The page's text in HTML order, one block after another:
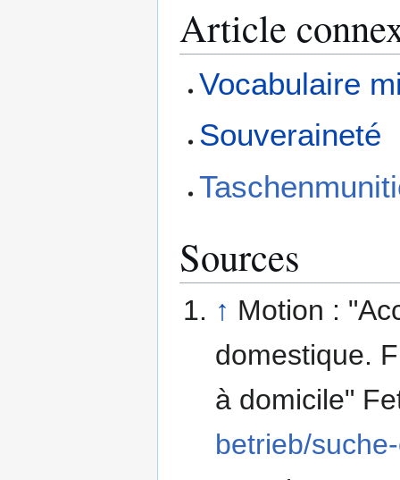
Article
Vocabulaire
Souveraineté
Sources
↑ Motion :
domestique.
à domicile"
betrieb/